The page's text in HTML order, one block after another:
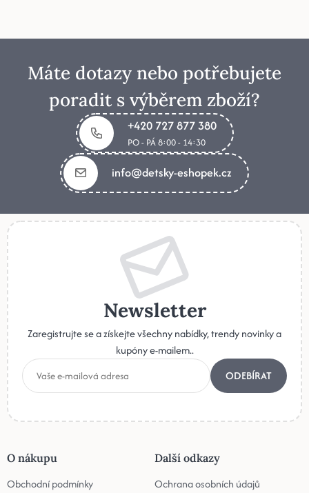
Máte dotazy nebo potřebujete
poradit s výběrem zboží?
+420 727 877 380
PO - PÁ 8:00 - 14:30
info@detsky-eshopek.cz
Newsletter
Zaregistrujte se a získejte všechny nabídky, trendy novinky a
kupóny e-mailem..
ODEBÍRAT
O nákupu
Obchodní podmínky
Další odkazy
Ochrana osobních údajů